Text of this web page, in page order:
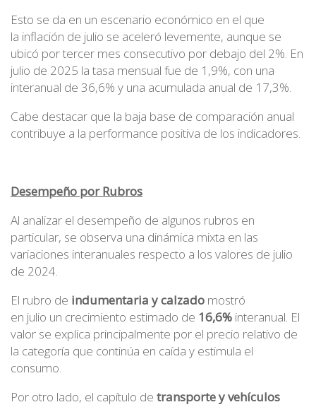
Esto se da en un escenario económico en el que
la inflación de julio se aceleró levemente, aunque se
ubicó por tercer mes consecutivo por debajo del 2%. En
julio de 2025 la tasa mensual fue de 1,9%, con una
interanual de 36,6% y una acumulada anual de 17,3%.
Cabe destacar que la baja base de comparación anual
contribuye a la performance positiva de los indicadores.
Desempeño por Rubros
Al analizar el desempeño de algunos rubros en
particular, se observa una dinámica mixta en las
variaciones interanuales respecto a los valores de julio
de 2024.
El rubro de indumentaria y calzado mostró
en julio un crecimiento estimado de 16,6% interanual. El
valor se explica principalmente por el precio relativo de
la categoría que continúa en caída y estimula el
consumo.
Por otro lado, el capítulo de transporte y vehículos